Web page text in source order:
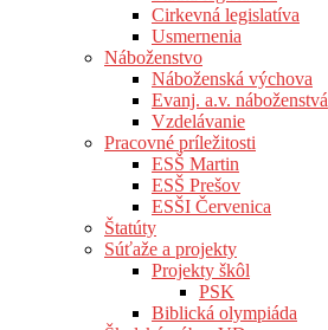
Cirkevná legislatíva
Usmernenia
Náboženstvo
Náboženská výchova
Evanj. a.v. náboženstvá
Vzdelávanie
Pracovné príležitosti
ESŠ Martin
ESŠ Prešov
ESŠI Červenica
Štatúty
Súťaže a projekty
Projekty škôl
PSK
Biblická olympiáda